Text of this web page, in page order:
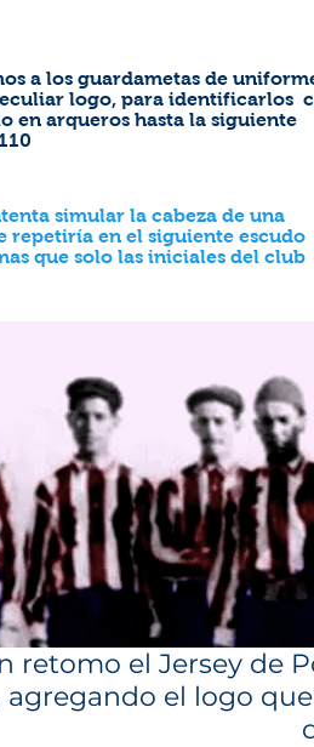
simular la cabeza de una
repetiría en el siguiente escudo
que solo las iniciales del club
a los guardametas de
logo, para identificarlos
en arqueros hasta la siguiente
retomo el Jersey de
agregando el logo